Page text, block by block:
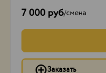
7 000 руб/смена
Заказать